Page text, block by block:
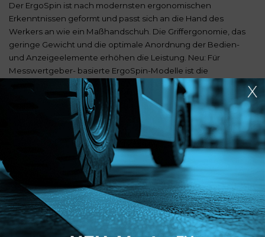
Der ErgoSpin ist nach modernsten ergonomischen
Erkenntnissen geformt und passt sich an die Hand des
Werkers an wie ein Maßhandschuh. Die Griffergonomie, das
geringe Gewicht und die optimale Anordnung der Bedien-
und Anzeigeelemente erhöhen die Leistung. Neu: Für
Messwertgeber- basierte ErgoSpin-Modelle ist die
Funktionalität Winkelkompensation ab sofort per Lizenzstick
freischaltbar.